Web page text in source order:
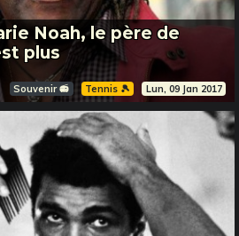
Noah, le père de
plus
Souvenir 📻 Tennis 🎾 Lun, 09 Jan 2017